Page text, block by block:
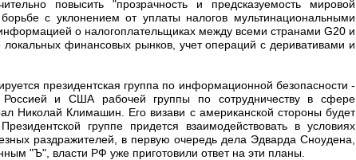
повысить "прозрачность и предсказуемость мировой
с уклонением от уплаты налогов мультинациональными
о налогоплательщиках между всеми странами G20 и
финансовых рынков, учет операций с деривативами и
президентская группа по информационной безопасности -
Россией и США рабочей группы по сотрудничеству в сфере
Николай Климашин. Его визави с американской стороны будет
группе придется взаимодействовать в условиях
раздражителей, в первую очередь дела Эдварда Сноудена,
"Ъ", власти РФ уже приготовили ответ на эти планы.